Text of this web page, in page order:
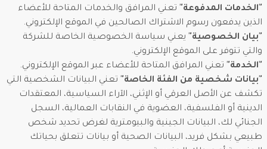
"الخدمات المدفوعة" تعني المرافق والخدمات المتاحة للأعضاء
الذين يدفعون رسوم الاشتراك الصالحين في الموقع الإلكتروني.
"بيان الخصوصية" يعني سياسة الخصوصية الخاصة للشركة
والتي تتوفر على الموقع الإلكتروني.
"الخدمة" تعني المرافق المتاحة للأعضاء عبر الموقع الإلكتروني.
"بيانات شخصية من الفئة الخاصة" تعني البيانات الشخصية التي
تكشف عن الأصل العرقي أو الإثني، الآراء السياسية، المعتقدات
الدينية أو الفلسفية، العضوية في النقابات العمالية، السجل
الجنائي لك، البيانات الجينية والبيومترية لغرض تحديد شخص
طبيعي بشكل فريد، البيانات الصحية أو بيانات تتعلق بحياتك